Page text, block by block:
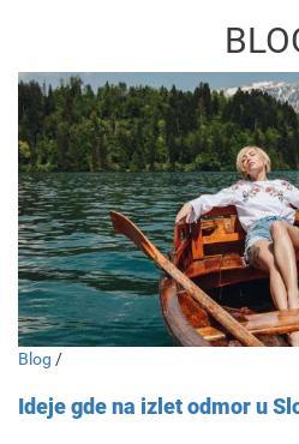
Blog /
Ideje gde na izlet odmor u